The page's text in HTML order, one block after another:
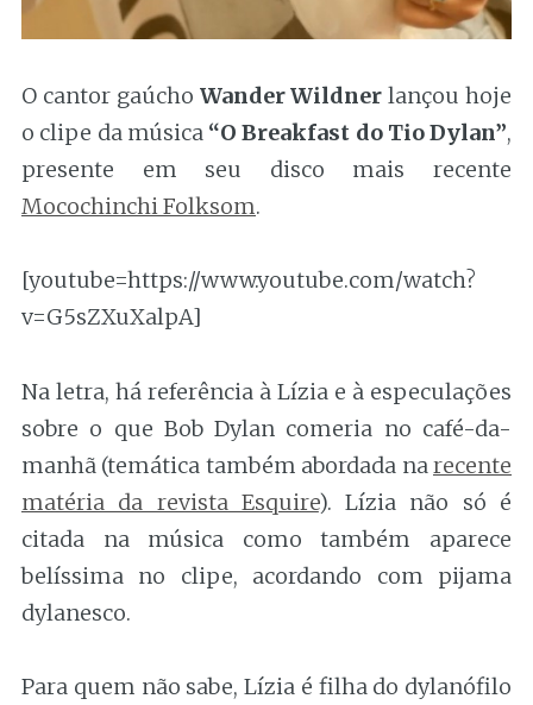
O cantor gaúcho Wander Wildner lançou hoje
o clipe da música “O Breakfast do Tio Dylan”,
presente em seu disco mais recente
Mocochinchi Folksom.
[youtube=https://www.youtube.com/watch?
v=G5sZXuXalpA]
Na letra, há referência à Lízia e à especulações
sobre o que Bob Dylan comeria no café-da-
manhã (temática também abordada narecente
matéria da revista Esquire). Lízia não só é
citada na música como também aparece
belíssima no clipe, acordando com pijama
dylanesco.
Para quem não sabe, Lízia é filha do dylanófilo